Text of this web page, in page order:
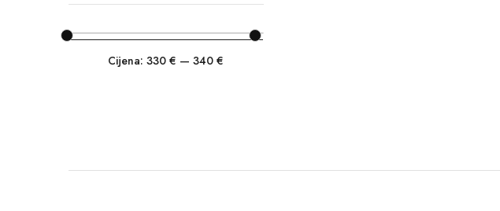
Cijena:330 € —340 €